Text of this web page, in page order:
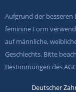
Aufgrund der
feminine Form
auf männliche,
Geschlechts. Bitte
Bestimmungen des
Deutscher